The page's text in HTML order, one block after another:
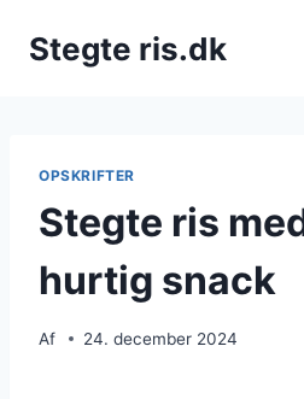
Stegte ris.dk
OPSKRIFTER
Stegte ris
hurtig snack
Af 24. december 2024